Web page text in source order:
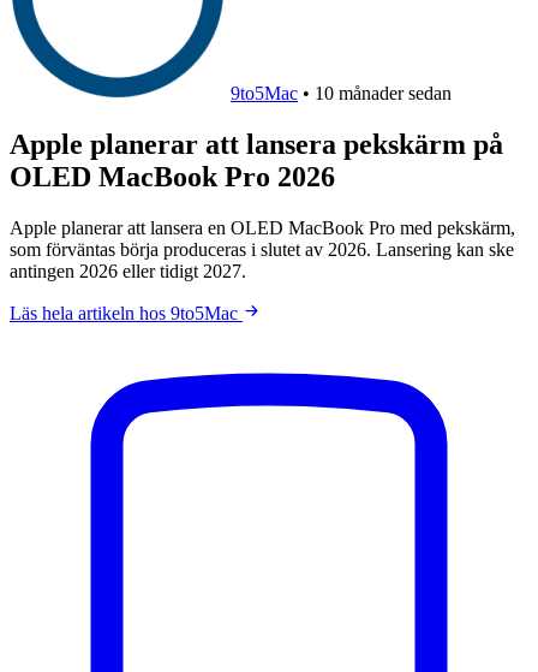
9to5Mac • 10 månader sedan
Apple planerar att lansera pekskärm på
OLED MacBook Pro 2026
Apple planerar att lansera en OLED MacBook Pro med pekskärm,
som förväntas börja produceras i slutet av 2026. Lansering kan ske
antingen 2026 eller tidigt 2027.
Läs hela artikeln hos 9to5Mac